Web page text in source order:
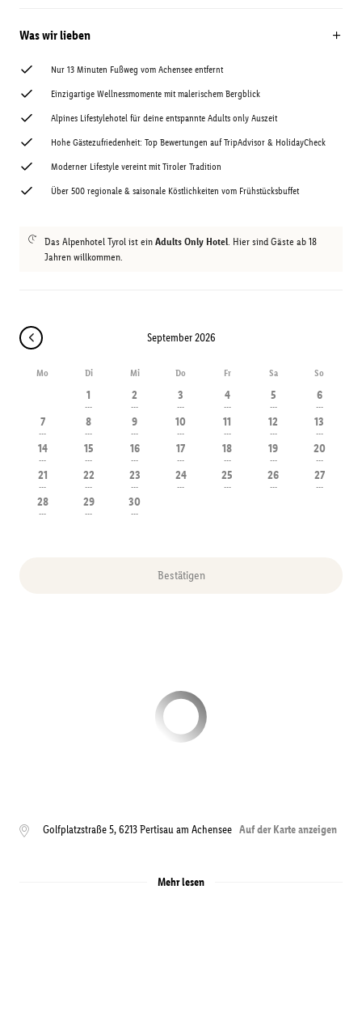
Was wir lieben
Nur 13 Minuten Fußweg vom Achensee entfernt
Einzigartige Wellnessmomente mit malerischem Bergblick
Alpines Lifestylehotel für deine entspannte Adults only Auszeit
Hohe Gästezufriedenheit: Top Bewertungen auf TripAdvisor & HolidayCheck
Moderner Lifestyle vereint mit Tiroler Tradition
Über 500 regionale & saisonale Köstlichkeiten vom Frühstücksbuffet
Das Alpenhotel Tyrol ist ein Adults Only Hotel. Hier sind Gäste ab 18
Jahren willkommen.
September 2026
Mo Di Mi Do Fr Sa So
1
---
2
---
3
---
4
---
5
---
6
---
7
---
8
---
9
---
10
---
11
---
12
---
13
---
14
---
15
---
16
---
17
---
18
---
19
---
20
---
21
---
22
---
23
---
24
---
25
---
26
---
27
---
28
---
29
---
30
---
Bestätigen
Golfplatzstraße 5,6213 Pertisau am Achensee Auf der Karte anzeigen
Mehr lesen